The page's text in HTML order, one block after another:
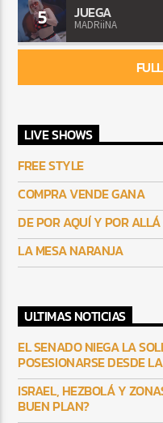
5 JUEGA
MADRiiNA
LIVE SHOWS
FREE STYLE
COMPRA VENDE GANA
DE POR AQUÍ Y POR
LA MESA NARANJA
ULTIMAS NOTICIAS
EL SENADO NIEGA LA
POSESIONARSE DESDE
ISRAEL, HEZBOLÁ Y
BUEN PLAN?